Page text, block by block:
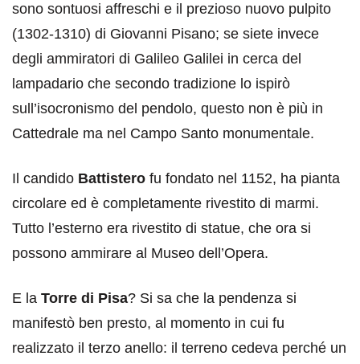
sono sontuosi affreschi e il prezioso nuovo pulpito
(1302-1310) di Giovanni Pisano; se siete invece
degli ammiratori di Galileo Galilei in cerca del
lampadario che secondo tradizione lo ispirò
sull’isocronismo del pendolo, questo non è più in
Cattedrale ma nel Campo Santo monumentale.
Il candido Battistero fu fondato nel 1152, ha pianta
circolare ed è completamente rivestito di marmi.
Tutto l’esterno era rivestito di statue, che ora si
possono ammirare al Museo dell’Opera.
E la Torre di Pisa? Si sa che la pendenza si
manifestò ben presto, al momento in cui fu
realizzato il terzo anello: il terreno cedeva perché un